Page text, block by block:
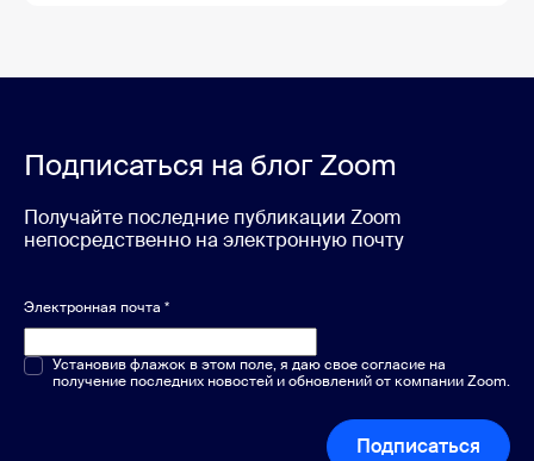
Подписаться на блог Zoom
Получайте последние публикации Zoom
непосредственно на электронную почту
Электронная почта *
Один или несколько вариантов*
Установив флажок в этом поле, я даю свое согласие на
получение последних новостей и обновлений от компании Zoom.
Подписаться